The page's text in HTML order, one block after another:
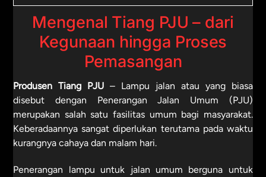
Mengenal Tiang PJU – dari
Kegunaan hingga Proses
Pemasangan
Produsen Tiang PJU – Lampu jalan atau yang biasa
disebut dengan Penerangan Jalan Umum (PJU)
merupakan salah satu fasilitas umum bagi masyarakat.
Keberadaannya sangat diperlukan terutama pada waktu
kurangnya cahaya dan malam hari.
Penerangan lampu untuk jalan umum berguna untuk